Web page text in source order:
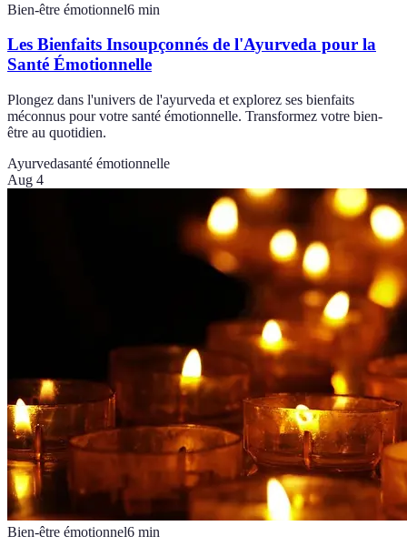
Bien-être émotionnel6 min
Les Bienfaits Insoupçonnés de l'Ayurveda pour la
Santé Émotionnelle
Plongez dans l'univers de l'ayurveda et explorez ses bienfaits
méconnus pour votre santé émotionnelle. Transformez votre bien-
être au quotidien.
Ayurvedasanté émotionnelle
Aug 4
Bien-être émotionnel6 min